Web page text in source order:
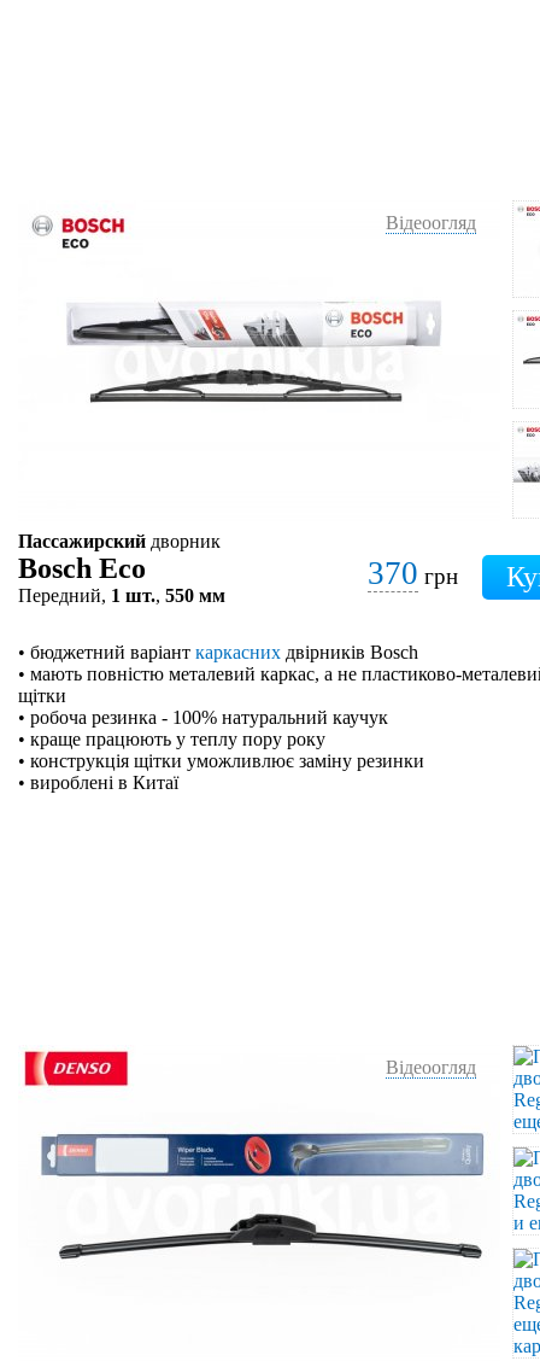
Відеоогляд
Пассажирский дворник
Bosch Eco
Передний, 1 шт., 550 мм
370 грн
• бюджетний варіант каркасних двірників Bosch
• мають повністю металевий каркас, а не пластиково-
щітки
• робоча резинка - 100% натуральний каучук
• краще працюють у теплу пору року
• конструкція щітки уможливлює заміну резинки
• вироблені в Китаї
Відеоогляд